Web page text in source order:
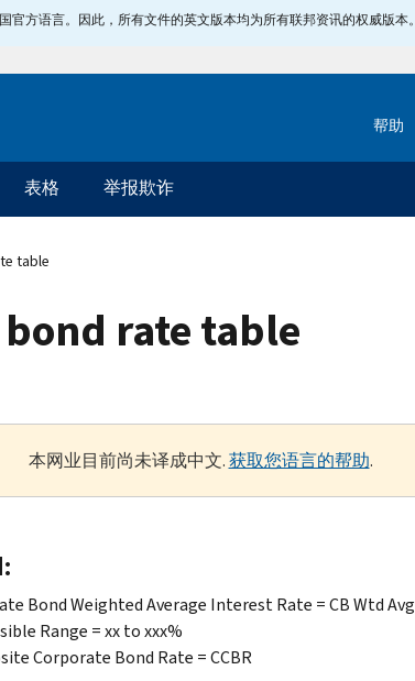
方语言。因此，所有文件的英文版本均为所有联邦资讯的权威版本。
帮助
表格 举报欺诈
table
rate table
本网业目前尚未译成中文.获取您语言的帮助.
Bond Weighted Average Interest Rate = CB Wtd Avg
Range = xx to xxx%
Corporate Bond Rate = CCBR